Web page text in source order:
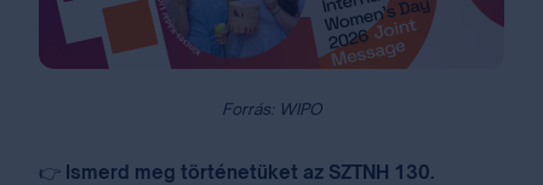
Forrás: WIPO
👉 Ismerd meg történetüket az SZTNH 130.